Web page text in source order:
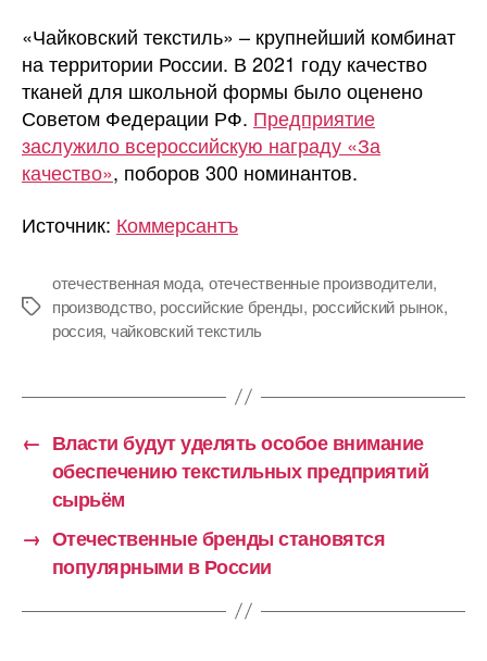
«Чайковский текстиль» – крупнейший комбинат
на территории России. В 2021 году качество
тканей для школьной формы было оценено
Советом Федерации РФ. Предприятие
заслужило всероссийскую награду «За
качество», поборов 300 номинантов.
Источник: Коммерсантъ
Метки
отечественная мода, отечественные производители,
производство, российские бренды, российский рынок,
россия, чайковский текстиль
← Власти будут уделять особое внимание
обеспечению текстильных предприятий
сырьём
→ Отечественные бренды становятся
популярными в России